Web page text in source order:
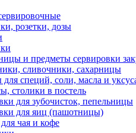
розетки, дозы
и предметы сервировки
сливочники, сахарницы
специй, соли, масла и
столики в постель
для зубочисток, пепельницы
для яиц (пашотницы)
чая и кофе